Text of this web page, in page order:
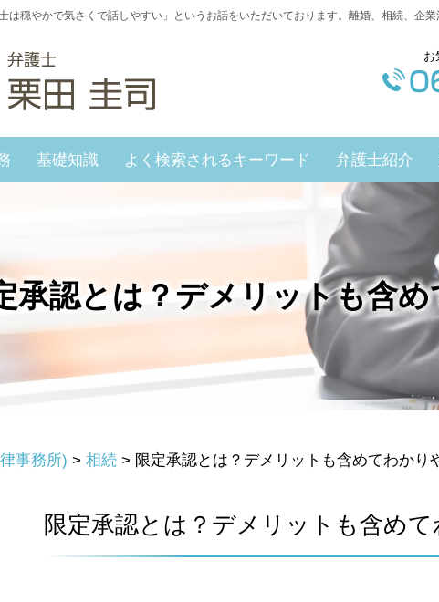
承認とは？デメリットも含
は穏やかで気さくで話しやすい」というお話をいただいております。離婚、相続、企
お
基礎知識 よく検索されるキーワード 弁護士紹介
事務所) > 相続 > 限定承認とは？デメリットも含めてわかり
限定承認とは？デメリットも含め